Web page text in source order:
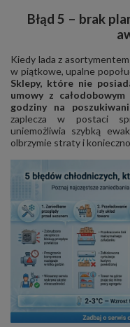
Błąd 5 – brak
Kiedy lada z
w piątkowe, upalne
Sklepy, które nie
umowy z
godziny na
zaplecza w postaci
uniemożliwia szybką
olbrzymie straty i